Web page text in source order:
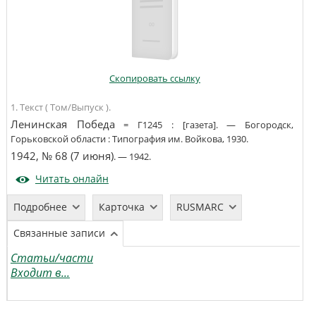
Скопировать ссылку
1. Текст ( Том/Выпуск ).
Ленинская Победа = Г1245 : [газета]. — Богородск,
Горьковской области :Типография им. Войкова,1930.
1942, № 68 (7 июня). —1942.
Читать онлайн
Подробнее Карточка
RUSMARC
Связанные записи
Статьи/части
Входит в...